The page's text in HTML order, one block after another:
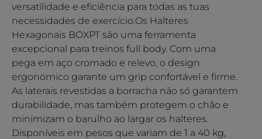
versatilidade e eficiência para todas as tuas
necessidades de exercício.Os Halteres
Hexagonais BOXPT são uma ferramenta
excepcional para treinos full body. Com uma
pega em aço cromado e relevo, o design
ergonómico garante um grip confortável e firme.
As laterais revestidas a borracha não só garantem
durabilidade, mas também protegem o chão e
minimizam o barulho ao largar os halteres.
Disponíveis em pesos que variam de 1 a 40 kg,